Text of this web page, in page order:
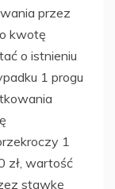
przez
kwotę
o istnieniu
1 progu
1
zł, wartość
stawkę